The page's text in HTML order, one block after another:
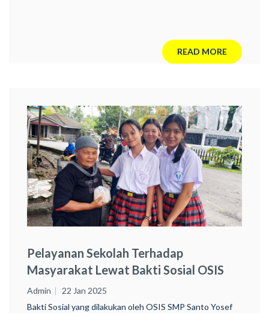
READ MORE
Pelayanan Sekolah Terhadap
Masyarakat Lewat Bakti Sosial OSIS
SMP Santo Yosef Tarakanita Lahat
Admin
22 Jan 2025
Bakti Sosial yang dilakukan oleh OSIS SMP Santo Yosef